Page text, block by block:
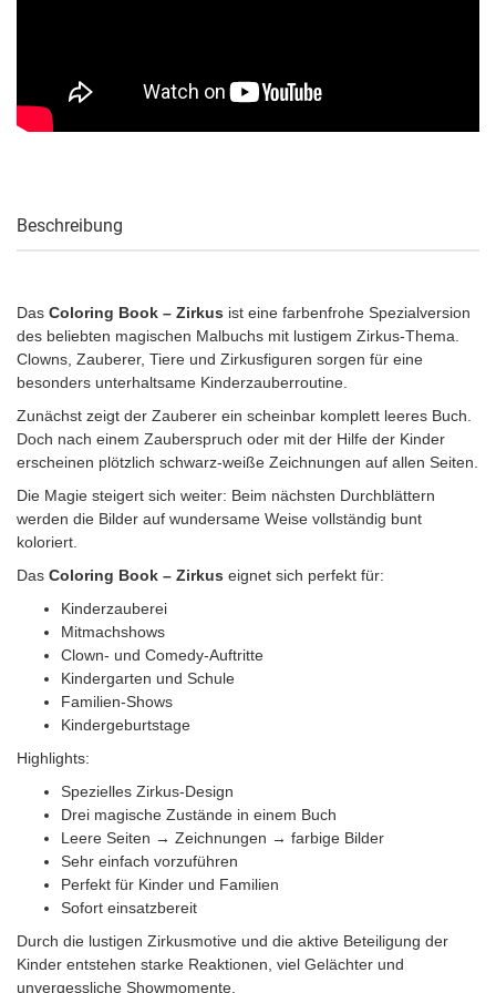
Beschreibung
Das Coloring Book – Zirkus ist eine farbenfrohe Spezialversion
des beliebten magischen Malbuchs mit lustigem Zirkus-Thema.
Clowns, Zauberer, Tiere und Zirkusfiguren sorgen für eine
besonders unterhaltsame Kinderzauberroutine.
Zunächst zeigt der Zauberer ein scheinbar komplett leeres Buch.
Doch nach einem Zauberspruch oder mit der Hilfe der Kinder
erscheinen plötzlich schwarz-weiße Zeichnungen auf allen Seiten.
Die Magie steigert sich weiter: Beim nächsten Durchblättern
werden die Bilder auf wundersame Weise vollständig bunt
koloriert.
Das Coloring Book – Zirkus eignet sich perfekt für:
Kinderzauberei
Mitmachshows
Clown- und Comedy-Auftritte
Kindergarten und Schule
Familien-Shows
Kindergeburtstage
Highlights:
Spezielles Zirkus-Design
Drei magische Zustände in einem Buch
Leere Seiten → Zeichnungen → farbige Bilder
Sehr einfach vorzuführen
Perfekt für Kinder und Familien
Sofort einsatzbereit
Durch die lustigen Zirkusmotive und die aktive Beteiligung der
Kinder entstehen starke Reaktionen, viel Gelächter und
unvergessliche Showmomente.